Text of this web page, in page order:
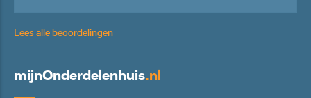
Lees alle beoordelingen
mijnOnderdelenhuis.nl